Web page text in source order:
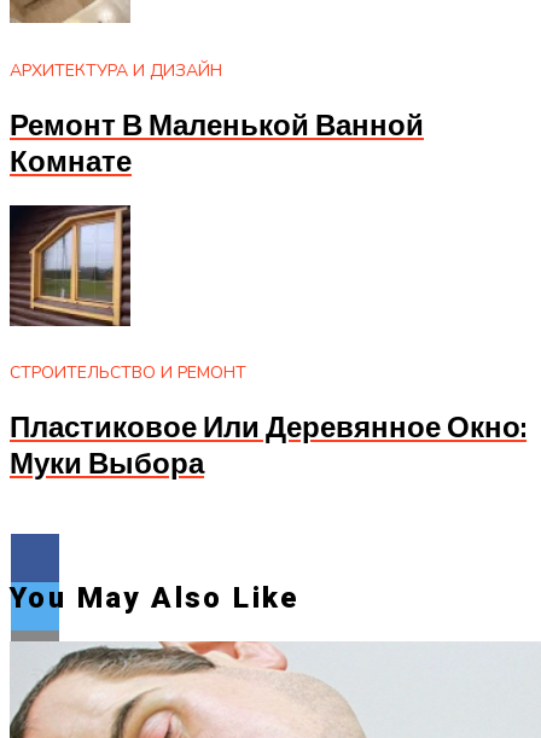
АРХИТЕКТУРА И ДИЗАЙН
Ремонт В Маленькой Ванной
Комнате
СТРОИТЕЛЬСТВО И РЕМОНТ
Пластиковое Или Деревянное Окно:
Муки Выбора
Flipboard
You May Also Like